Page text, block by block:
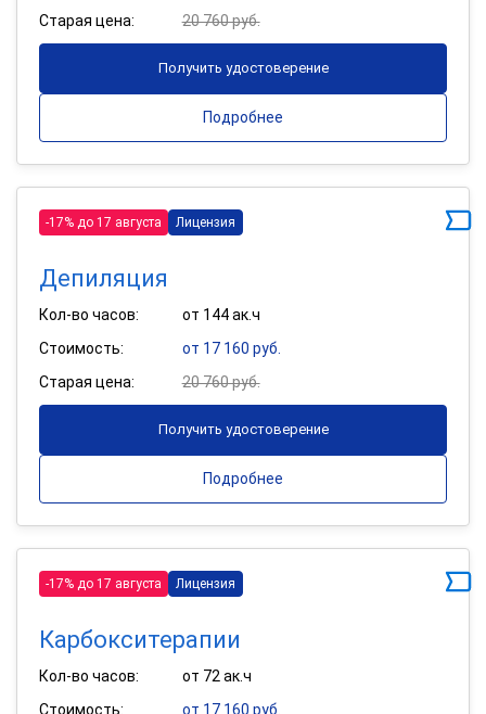
Старая цена:
20 760 руб.
Получить удостоверение
Подробнее
-17% до 17 августа Лицензия
Депиляция
Кол-во часов:
от 144 ак.ч
Стоимость:
от 17 160 руб.
Старая цена:
20 760 руб.
Получить удостоверение
Подробнее
-17% до 17 августа Лицензия
Карбокситерапии
Кол-во часов:
от 72 ак.ч
Стоимость:
от 17 160 руб.